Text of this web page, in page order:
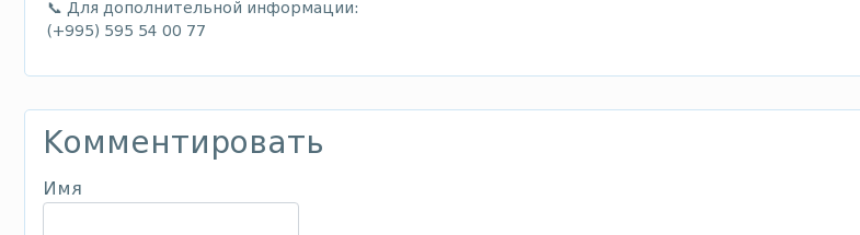
📞 Для дополнительной информации:
(+995) 595 54 00 77
Комментировать
Имя